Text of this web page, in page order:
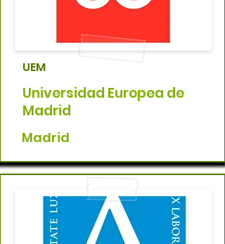
UEM
Universidad Europea de
Madrid
Madrid